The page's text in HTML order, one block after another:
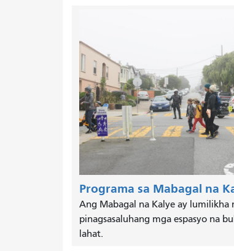
Programa sa Mabagal na
Ang Mabagal na Kalye ay lumilikha
pinagsasaluhang mga espasyo na
lahat.